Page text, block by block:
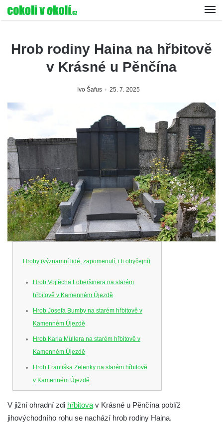
Hrob rodiny Haina na hřbitově
v Krásné u Pěnčína
Ivo Šafus 25. 7. 2025
Hroby (významní lidé, zapomenutí, i ti obyčejní)
Hrob Vojtěcha Loberšinera na starém
hřbitově v Kamenném Újezdě
Hrob Josefa Bumby na starém hřbitově v
Kamenném Újezdě
Hrob Karla Müllera na starém hřbitově v
Kamenném Újezdě
Hrob Františka Zelenky na starém hřbitově
v Kamenném Újezdě
Kamenném Újezdě
V jižní ohradní zdi hřbitova v Krásné u Pěnčína poblíž
jihovýchodního rohu se nachází hrob rodiny Haina.